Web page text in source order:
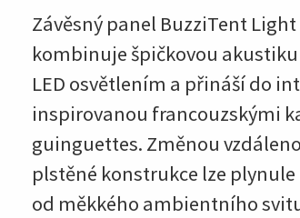
Závěsný panel BuzziTent
kombinuje špičkovou
LED osvětlením a přináší do
inspirovanou francouzskými
guinguettes. Změnou
plstěné konstrukce lze
od měkkého ambientního